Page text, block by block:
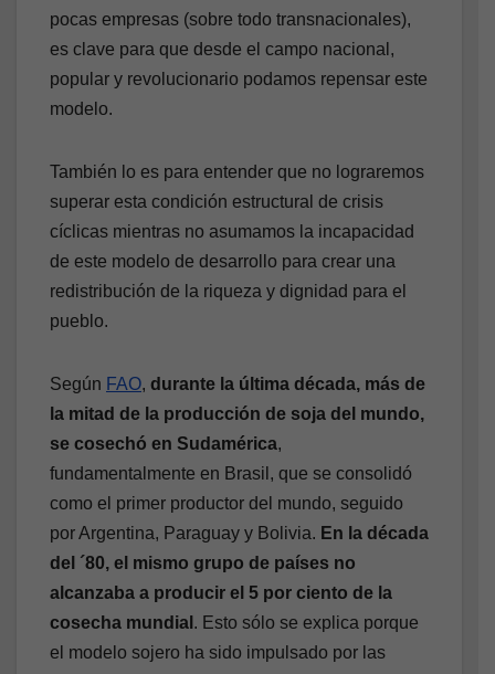
pocas empresas (sobre todo transnacionales),
es clave para que desde el campo nacional,
popular y revolucionario podamos repensar este
modelo.
También lo es para entender que no lograremos
superar esta condición estructural de crisis
cíclicas mientras no asumamos la incapacidad
de este modelo de desarrollo para crear una
redistribución de la riqueza y dignidad para el
pueblo.
Según FAO, durante la última década, más de
la mitad de la producción de soja del mundo,
se cosechó en Sudamérica,
fundamentalmente en Brasil, que se consolidó
como el primer productor del mundo, seguido
por Argentina, Paraguay y Bolivia. En la década
del ´80, el mismo grupo de países no
alcanzaba a producir el 5 por ciento de la
cosecha mundial . Esto sólo se explica porque
el modelo sojero ha sido impulsado por las